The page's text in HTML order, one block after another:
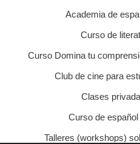
Academia de
Curso de
Curso Domina tu
Club de cine para
Clases
Curso de
Talleres (workshops)